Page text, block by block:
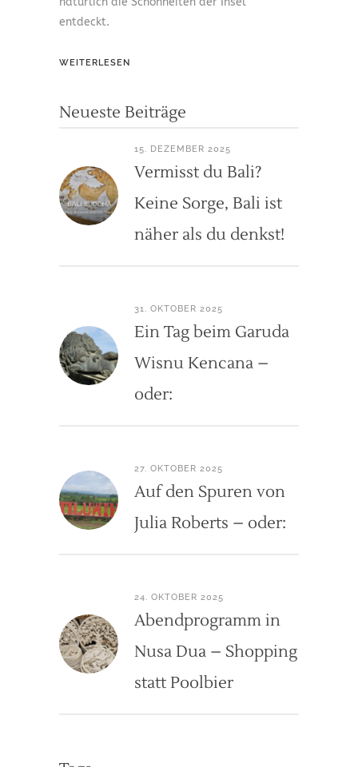
entdeckt.
WEITERLESEN
Neueste Beiträge
15. DEZEMBER 2025
Vermisst du Bali?
Keine Sorge, Bali ist
näher als du denkst!
31. OKTOBER 2025
Ein Tag beim Garuda
Wisnu Kencana –
oder:
27. OKTOBER 2025
Auf den Spuren von
Julia Roberts – oder:
24. OKTOBER 2025
Abendprogramm in
Nusa Dua – Shopping
statt Poolbier